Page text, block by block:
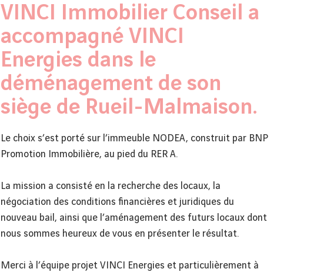
VINCI Immobilier Conseil a
accompagné VINCI
Energies dans le
déménagement de son
siège de Rueil-Malmaison.
Le choix s’est porté sur l’immeuble NODEA, construit par BNP
Promotion Immobilière, au pied du RER A.
La mission a consisté en la recherche des locaux, la
négociation des conditions financières et juridiques du
nouveau bail, ainsi que l’aménagement des futurs locaux dont
nous sommes heureux de vous en présenter le résultat.
Merci à l’équipe projet VINCI Energies et particulièrement à